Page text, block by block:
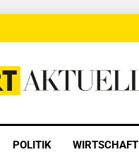
POLITIK WIRTSCHAFT